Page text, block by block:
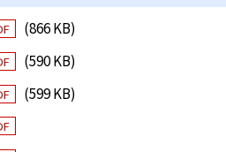
(866 KB)
(590 KB)
(599 KB)